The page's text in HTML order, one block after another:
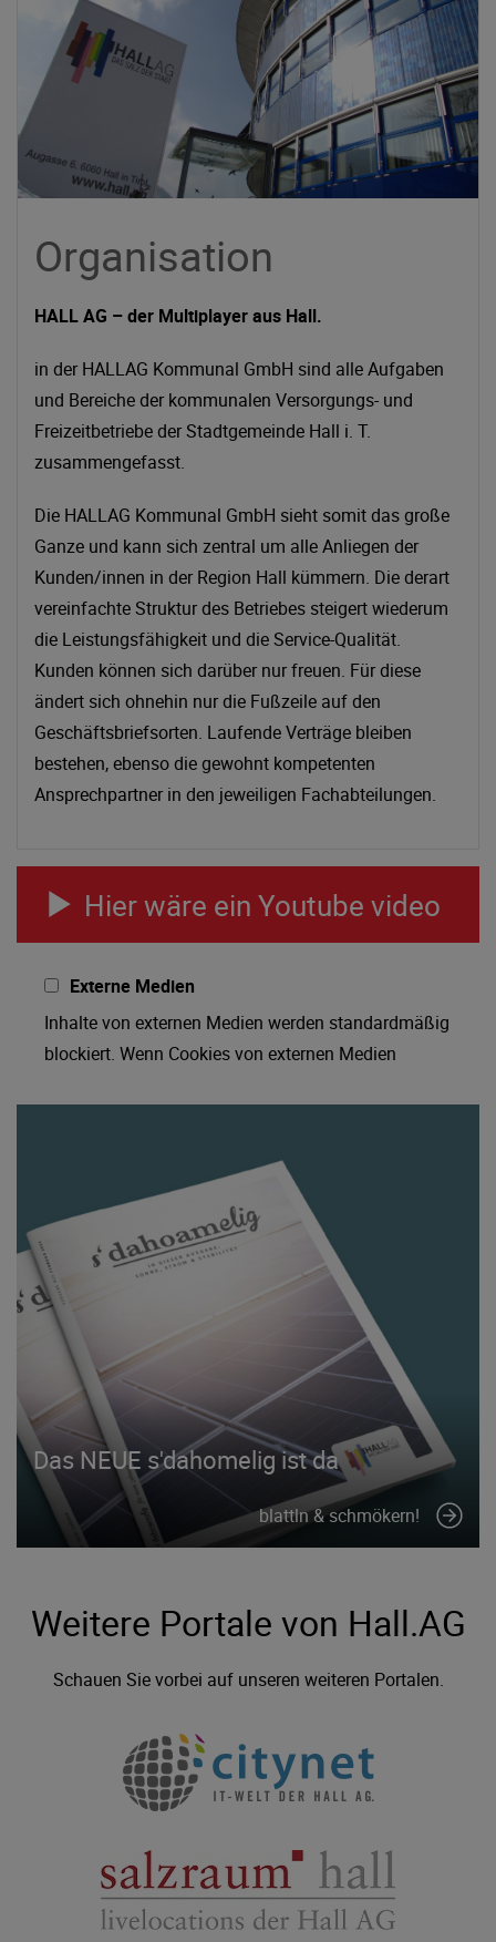
Organisation
HALL AG – der Multiplayer aus Hall.
in der HALLAG Kommunal GmbH sind alle Aufgaben
und Bereiche der kommunalen Versorgungs- und
Freizeitbetriebe der Stadtgemeinde Hall i. T.
zusammengefasst.
Die HALLAG Kommunal GmbH sieht somit das große
Ganze und kann sich zentral um alle Anliegen der
Kunden/innen in der Region Hall kümmern. Die derart
vereinfachte Struktur des Betriebes steigert wiederum
die Leistungsfähigkeit und die Service-Qualität.
Kunden können sich darüber nur freuen. Für diese
ändert sich ohnehin nur die Fußzeile auf den
Geschäftsbriefsorten. Laufende Verträge bleiben
bestehen, ebenso die gewohnt kompetenten
Ansprechpartner in den jeweiligen Fachabteilungen.
Hier wäre ein Youtube video
Externe Medien
Inhalte von externen Medien werden standardmäßig
blockiert. Wenn Cookies von externen Medien
Das NEUE s'dahomelig ist da
blattln & schmökern!
Weitere Portale von Hall.AG
Schauen Sie vorbei auf unseren weiteren Portalen.